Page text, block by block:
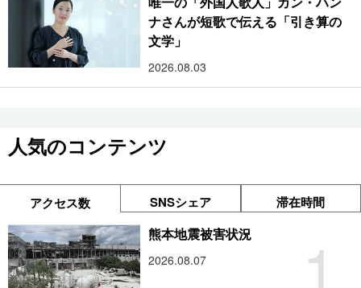
ナさんが短歌で伝える「引き算の
文学」
2026.08.03
人気のコンテンツ
アクセス数 SNSシェア 滞在時間
1
熊本地震被害状況
2026.08.07